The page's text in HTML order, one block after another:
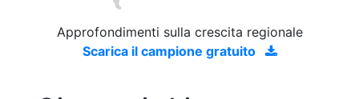
Approfondimenti sulla crescita regionale
Scarica il campione gratuito